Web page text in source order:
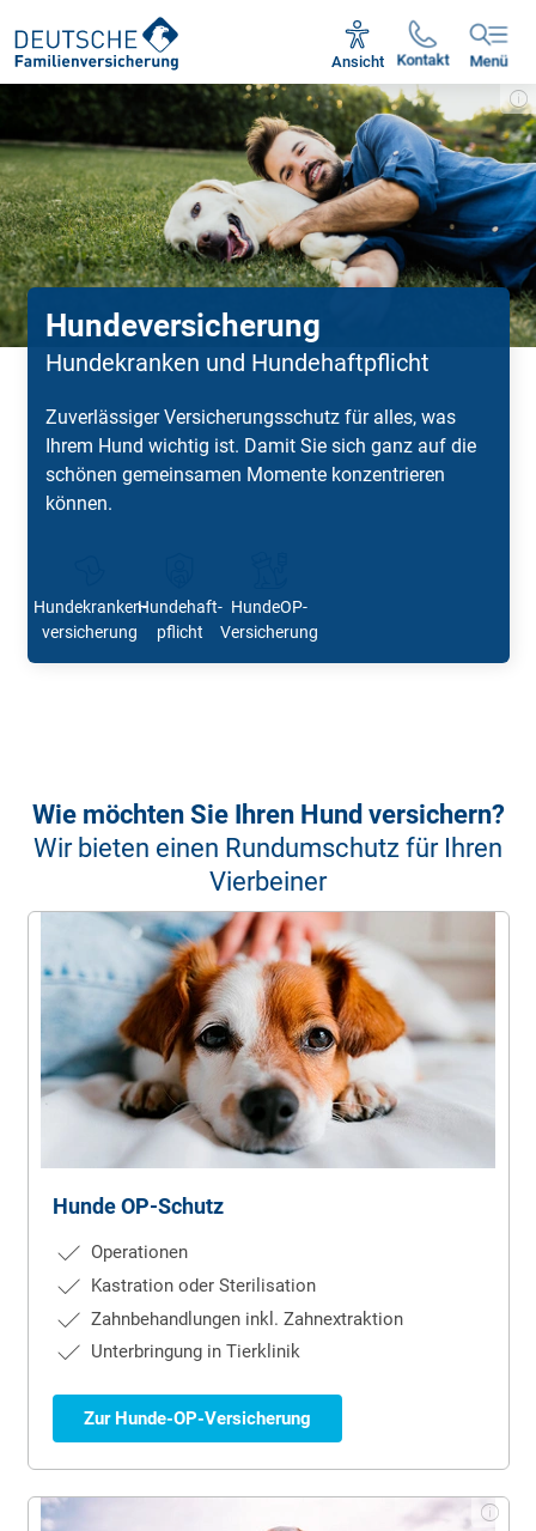
Kontakt
Ansicht Menü
Mo - Fr 09:00 - 18:30 Uhr
Hundeversicherung
Hundekranken und Hundehaftpflicht
Zuverlässiger Versicherungsschutz für alles, was
Ihrem Hund wichtig ist. Damit Sie sich ganz auf die
schönen gemeinsamen Mo­mente konzentrieren
können.
Hundekranken­
versicherung
Hundehaft­
pflicht
Hunde­OP­-
Versicherung
Wie möchten Sie Ihren Hund versichern?
Wir bieten einen Rundumschutz für Ihren
Vierbeiner
Hunde OP-Schutz
Operationen
Kastration oder Sterilisation
Zahnbehandlungen inkl. Zahnextraktion
Unterbringung in Tierklinik
Zur Hunde-OP-Versicherung